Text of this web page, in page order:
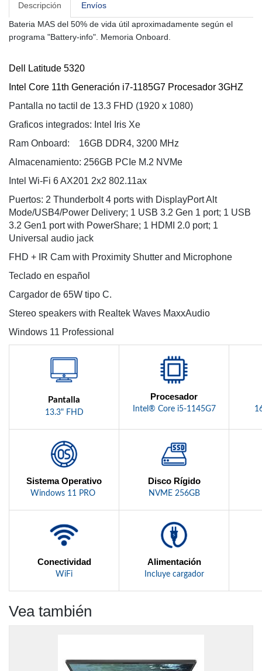
Descripción
Envíos
Bateria MAS del 50% de vida útil aproximadamente según el
programa "Battery-info". Memoria Onboard.
Dell Latitude 5320
Intel Core 11th Generación i7-1185G7 Procesador 3GHZ
Pantalla no tactil de 13.3 FHD (1920 x 1080)
Graficos integrados: Intel Iris Xe
Ram Onboard: 16GB DDR4, 3200 MHz
Almacenamiento: 256GB PCIe M.2 NVMe
Intel Wi-Fi 6 AX201 2x2 802.11ax
Puertos: 2 Thunderbolt 4 ports with DisplayPort Alt
Mode/USB4/Power Delivery; 1 USB 3.2 Gen 1 port; 1 USB
3.2 Gen1 port with PowerShare; 1 HDMI 2.0 port; 1
Universal audio jack
FHD + IR Cam with Proximity Shutter and Microphone
Teclado en español
Cargador de 65W tipo C.
Stereo speakers with Realtek Waves MaxxAudio
Windows 11 Professional
Pantalla
13.3" FHD
Procesador
Intel® Core i5-1145G7
Sistema Operativo
Windows 11 PRO
Disco Rígido
NVME 256GB
Conectividad
WiFi
Alimentación
Incluye cargador
Vea también